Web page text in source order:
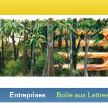
Entreprises Boîte aux